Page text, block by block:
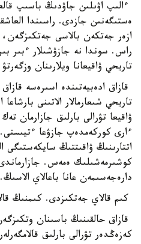
ءالىپ اۋىلىن جاۋدىڭ باسىپ
ەستىگەنىن جازدى. راسىندا
ازەر جەتكەن بالاسى جەتكىزگەن،
راس. سوندا نە جازۋشىلار ءبىر
تاريحي ۋاقيعانا ويلارىنان
قازاق ادەبيەتىندە اسىرەسە
تاريحي شىعارمالار الاتىنى
ۋاقيعا تۋرالى بارلىق جازارمان
ءارى كوركەمدەپ جازۋعا ءتيىستى.
اتتارىنىڭ ۋاقىتتىڭ سايكەستىگى
كوشىرمەشىلىك ەمەس.
دارەجەسىمەن عانا باعالاي الاسىڭ.
كىم قالاي جەتكىزدى. كىمنىڭ
قازاق حالقىنىڭ باسىنان
كەزەڭدەر تۋرالى بارلىق